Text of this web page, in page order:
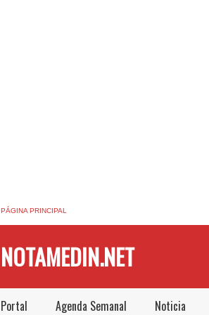
PÁGINA PRINCIPAL
NOTAMEDIN.NET
Portal Agenda Semanal Noticia